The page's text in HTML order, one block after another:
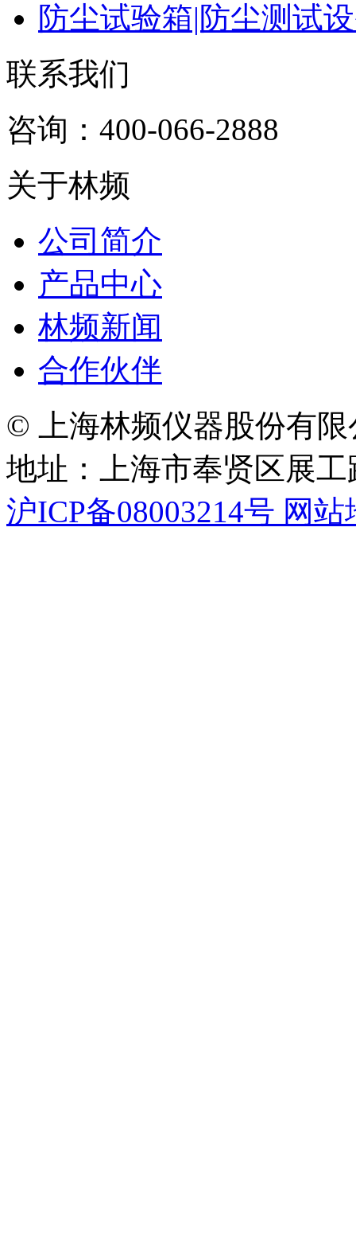
防尘试验箱|防尘测试
联系我们
咨询：400-066-2888
关于林频
公司简介
产品中心
林频新闻
合作伙伴
© 上海林频仪器股份有限
地址：上海市奉贤区展工
沪ICP备08003214号 网站